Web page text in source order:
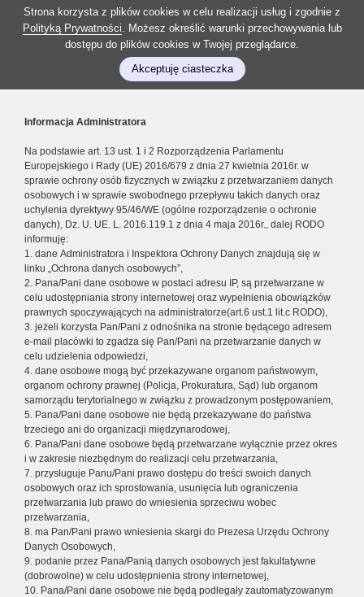
Strona korzysta z plików cookies w celu realizacji usług i zgodnie z
Polityką Prywatności. Możesz określić warunki przechowywania lub
dostępu do plików cookies w Twojej przeglądarce.
Akceptuję ciasteczka
Informacja Administratora
Na podstawie art. 13 ust. 1 i 2 Rozporządzenia Parlamentu
Europejskiego i Rady (UE) 2016/679 z dnia 27 kwietnia 2016r. w
sprawie ochrony osób fizycznych w związku z przetwarzaniem danych
osobowych i w sprawie swobodnego przepływu takich danych oraz
uchylenia dyrektywy 95/46/WE (ogólne rozporządzenie o ochronie
danych), Dz. U. UE. L. 2016.119.1 z dnia 4 maja 2016r., dalej RODO
informuję:
1. dane Administratora i Inspektora Ochrony Danych znajdują się w
linku „Ochrona danych osobowych”,
2. Pana/Pani dane osobowe w postaci adresu IP, są przetwarzane w
celu udostępniania strony internetowej oraz wypełnienia obowiązków
prawnych spoczywających na administratorze(art.6 ust.1 lit.c RODO),
3. jeżeli korzysta Pan/Pani z odnośnika na stronie będącego adresem
e-mail placówki to zgadza się Pan/Pani na przetwarzanie danych w
celu udzielenia odpowiedzi,
4. dane osobowe mogą być przekazywane organom państwowym,
organom ochrony prawnej (Policja, Prokuratura, Sąd) lub organom
samorządu terytorialnego w związku z prowadzonym postępowaniem,
5. Pana/Pani dane osobowe nie będą przekazywane do państwa
trzeciego ani do organizacji międzynarodowej,
6. Pana/Pani dane osobowe będą przetwarzane wyłącznie przez okres
i w zakresie niezbędnym do realizacji celu przetwarzania,
7. przysługuje Panu/Pani prawo dostępu do treści swoich danych
osobowych oraz ich sprostowania, usunięcia lub ograniczenia
przetwarzania lub prawo do wniesienia sprzeciwu wobec
przetwarzania,
8. ma Pan/Pani prawo wniesienia skargi do Prezesa Urzędu Ochrony
Danych Osobowych,
9. podanie przez Pana/Panią danych osobowych jest fakultatywne
(dobrowolne) w celu udostępnienia strony internetowej,
10. Pana/Pani dane osobowe nie będą podlegały zautomatyzowanym